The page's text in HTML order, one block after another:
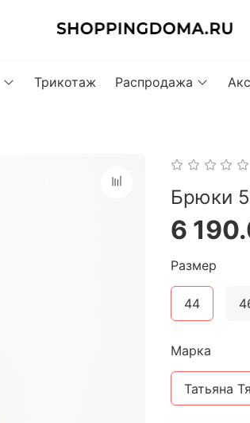
Трикотаж Распродажа
Брюки
6
Размер
44
Марка
Татьяна